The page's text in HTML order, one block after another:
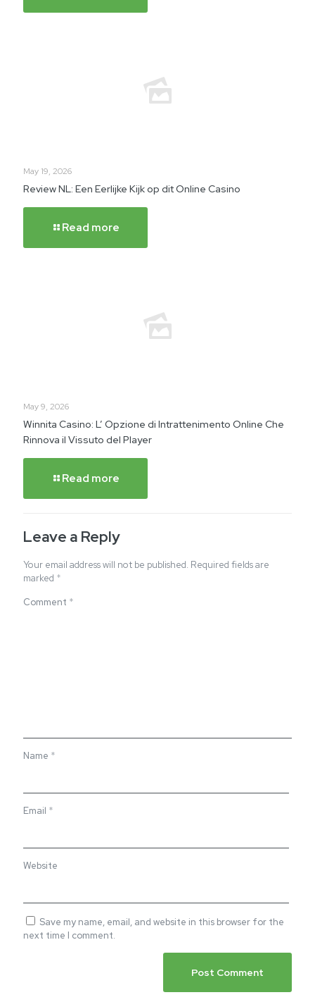
May 19, 2026
Review NL: Een Eerlijke Kijk op dit Online Casino
Read more
May 9, 2026
Winnita Casino: L’ Opzione di Intrattenimento Online Che
Rinnova il Vissuto del Player
Read more
Leave a Reply
Your email address will not be published. Required fields are
marked *
Comment *
Name *
Email *
Website
Save my name, email, and website in this browser for the
next time I comment.